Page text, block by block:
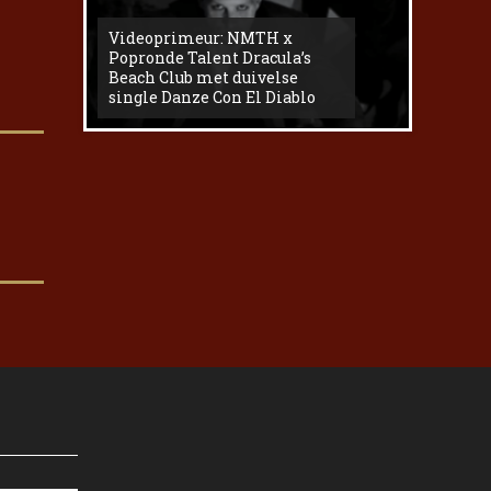
Videoprimeur: NMTH x
Popronde Talent Dracula’s
Beach Club met duivelse
single Danze Con El Diablo